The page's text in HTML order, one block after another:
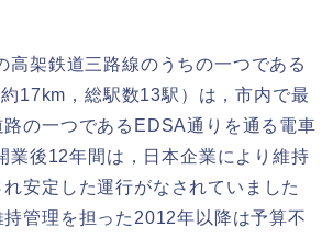
高架鉄道三路線のうちの一つである
17km ，総駅数13駅）は，市内で最
の一つである EDSA通りを通る電車
業後12年間は，日本企業により維持
安定した運行がなされていました
管理を担った 2012年以降は予算不